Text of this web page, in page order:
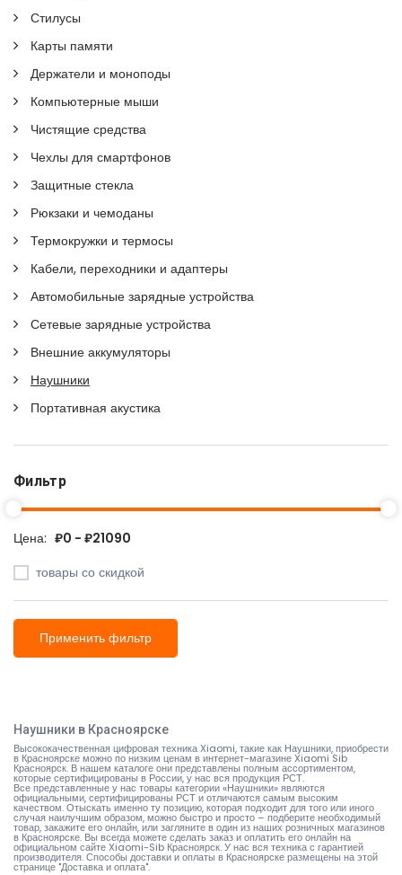
Стилусы
Карты памяти
Держатели и моноподы
Компьютерные мыши
Чистящие средства
Чехлы для смартфонов
Защитные стекла
Рюкзаки и чемоданы
Термокружки и термосы
Кабели, переходники и адаптеры
Автомобильные зарядные устройства
Сетевые зарядные устройства
Внешние аккумуляторы
Наушники
Портативная акустика
Фильтр
Цена: ₽0 - ₽21090
товары со скидкой
Применить фильтр
Наушники в Красноярске
Высококачественная цифровая техника Xiaomi, такие как Наушники, приобрести
в Красноярске можно по низким ценам в интернет-магазине Xiaomi Sib
Красноярск. В нашем каталоге они представлены полным ассортиментом,
которые сертифицированы в России, у нас вся продукция РСТ.
Все представленные у нас товары категории «Наушники» являются
официальными, сертифицированы РСТ и отличаются самым высоким
качеством. Отыскать именно ту позицию, которая подходит для того или иного
случая наилучшим образом, можно быстро и просто – подберите необходимый
товар, закажите его онлайн, или загляните в один из наших розничных магазинов
в Красноярске. Вы всегда можете сделать заказ и оплатить его онлайн на
официальном сайте Xiaomi-Sib Красноярск. У нас вся техника с гарантией
производителя. Способы доставки и оплаты в Красноярске размещены наэтой
странице "Доставка и оплата".